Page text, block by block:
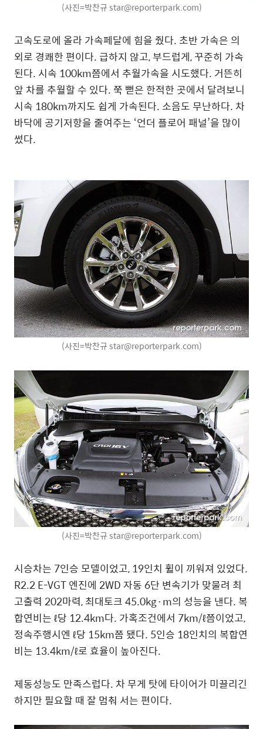
(사진=박찬규 star@reporterpark.com)
고속도로에 올라 가속페달에 힘을 줬다. 초반 가속은 의
외로 경쾌한 편이다. 급하지 않고, 부드럽게, 꾸준히 가속
된다. 시속 100km쯤에서 추월가속을 시도했다. 거뜬히
앞 차를 추월할 수 있다. 쭉 뻗은 한적한 곳에서 달려보니
시속 180km까지도 쉽게 가속된다. 소음도 무난하다. 차
바닥에 공기저항을 줄여주는 ‘언더 플로어 패널’을 많이
썼다.
(사진=박찬규 star@reporterpark.com)
(사진=박찬규 star@reporterpark.com)
시승차는 7인승 모델이었고, 19인치 휠이 끼워져 있었다.
R2.2 E-VGT 엔진에 2WD 자동 6단 변속기가 맞물려 최
고출력 202마력, 최대토크 45.0kg·m의 성능을 낸다. 복
합연비는 ℓ당 12.4km다. 가혹조건에서 7km/ℓ쯤이었고,
정속주행시엔 ℓ당 15km쯤 됐다. 5인승 18인치의 복합연
비는 13.4km/ℓ로 효율이 높아진다.
제동성능도 만족스럽다. 차 무게 탓에 타이어가 미끌리긴
하지만 필요할 때 잘 멈춰 서는 편이다.